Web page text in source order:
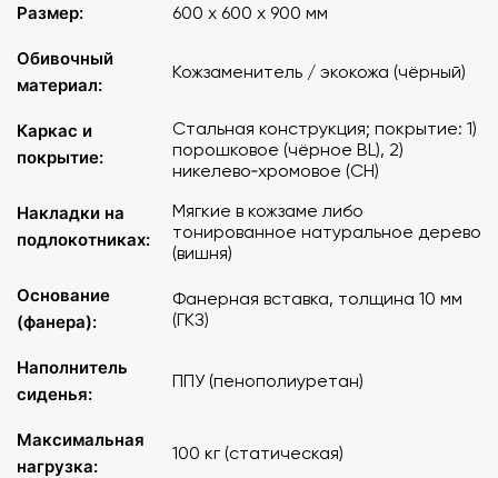
Размер: 600 x 600 x 900 мм
Обивочный
материал:
Кожзаменитель / экокожа (чёрный)
Каркас и
покрытие:
Стальная конструкция; покрытие: 1)
порошковое (чёрное BL), 2)
никелево‑хромовое (СН)
Накладки на
подлокотниках:
Мягкие в кожзаме либо
тонированное натуральное дерево
(вишня)
Основание
(фанера):
Фанерная вставка, толщина 10 мм
(ГКЗ)
Наполнитель
сиденья:
ППУ (пенополиуретан)
Максимальная
нагрузка:
100 кг (статическая)